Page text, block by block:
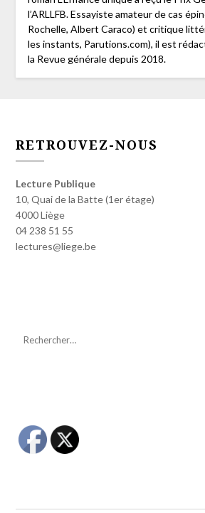
l’ARLLFB. Essayiste amateur de cas
Rochelle, Albert Caraco) et critique
les instants, Parutions.com), il est
la Revue générale depuis 2018.
RETROUVEZ-NOUS
Lecture Publique
10, Quai de la Batte (1er étage)
4000 Liège
04 238 51 55
lectures@liege.be